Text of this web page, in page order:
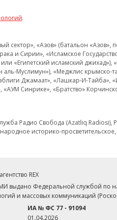
.
«Азов» (батальон «Азов»,
и Сирии», «Исламское
«Египетский исламский джихад»),
Муслимун»), «Меджлис крымско-
Джамаат», «Лашкар-И-Тайба»,
Синрике», «Братство»
Радио Свобода (Azatliq Radiosi),
историко-просветительское,
REX
выдано Федеральной службой по
и массовых коммуникаций
ИА № ФС 77 - 91094
01.04.2026